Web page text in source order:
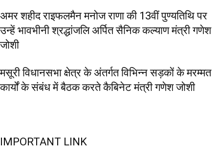
अमर शहीद राइफलमैन मनोज राणा की 13वीं पुण्यतिथि पर
उन्हें भावभीनी श्रद्धांजलि अर्पित सैनिक कल्याण मंत्री गणेश
जोशी
मसूरी विधानसभा क्षेत्र के अंतर्गत विभिन्न सड़कों के मरम्मत
कार्यों के संबंध में बैठक करते कैबिनेट मंत्री गणेश जोशी
IMPORTANT LINK